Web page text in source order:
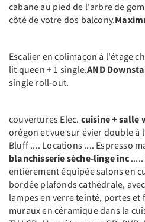
cabane au pied de l'arbre de
côté de votre dos balcony.
Escalier en colimaçon à l'étage
lit queen + 1 single.AND
single roll-out.
couvertures Elec. cuisine + salle
orégon et vue sur évier double à
Bluff .... Locations .... Espresso
blanchisserie sèche-linge inc
entièrement équipée salons en
bordée plafonds cathédrale,
lampes en verre teinté, portes et
muraux en céramique dans la